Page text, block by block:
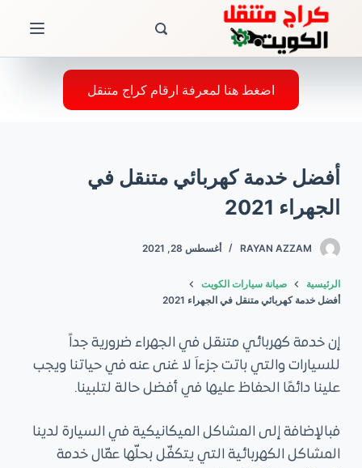
اضغط هنا لمعرفة ارقام كراج متنقل
أفضل خدمة كهربائي متنقل في
الجهراء 2021
RAYAN AZZAM أغسطس 28, 2021
الرئيسية
صيانة سيارات الكويت
أفضل خدمة كهربائي متنقل في الجهراء 2021
إن خدمة كهربائي متنقل في الجهراء ضرورية جداً
للسيارات والتي باتت جزءاَ لا غنى عنه في حياتنا ويجب
علينا دائمًا الحفاظ عليها في أفضل حالة لتلبينا.
فبالإضافة إلى المشاكل الميكانيكية في السيارة لدينا
المشاكل الكهربائية التي يتكفّل بحلّها عمّال خدمة